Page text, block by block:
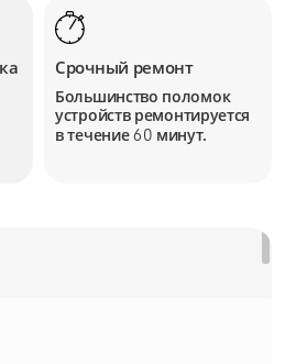
Срочный ремонт
Большинство поломок
устройств ремонтируется
в течение60 минут.